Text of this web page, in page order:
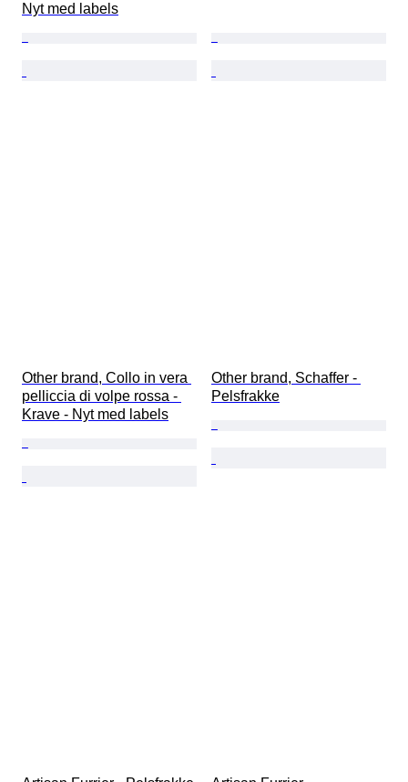
Nyt med labels
Other brand, Collo in vera
pelliccia di volpe rossa -
Krave - Nyt med labels
Other brand, Schaffer -
Pelsfrakke